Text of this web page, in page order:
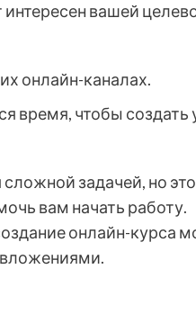
вашей
онлайн-каналах.
время, чтобы
задачей, но это
вам начать работу.
онлайн-курса